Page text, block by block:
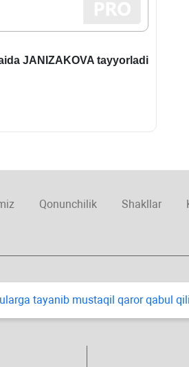
JANIZAKOVA tayyorladi
Qonunchilik Shakllar
tayanib mustaqil qaror qabul